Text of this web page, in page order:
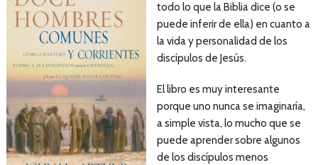
todo lo que la Biblia dice (o se
puede inferir de ella) en cuanto a
la vida y personalidad de los
discípulos de Jesús.
El libro es muy interesante
porque uno nunca se imaginaría,
a simple vista, lo mucho que se
puede aprender sobre algunos
de los discípulos menos